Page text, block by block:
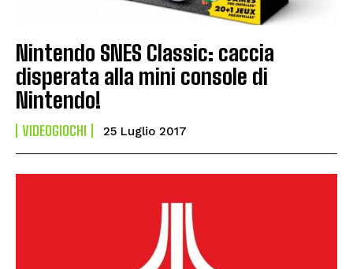
Nintendo SNES Classic: caccia
disperata alla mini console di
Nintendo!
VIDEOGIOCHI 25 Luglio 2017